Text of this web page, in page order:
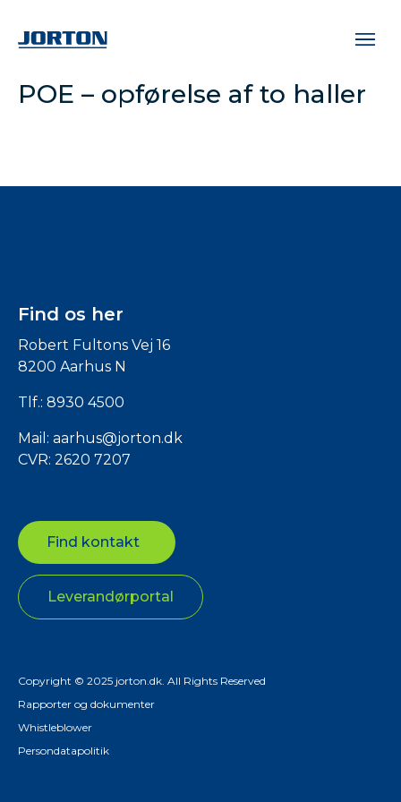
POE – opførelse af to haller
Find os her
Robert Fultons Vej 16
8200 Aarhus N
Tlf.: 8930 4500
Mail: aarhus@jorton.dk
CVR: 2620 7207
Find kontakt
Leverandørportal
Copyright © 2025 jorton.dk. All Rights Reserved
Rapporter og dokumenter
Whistleblower
Persondatapolitik